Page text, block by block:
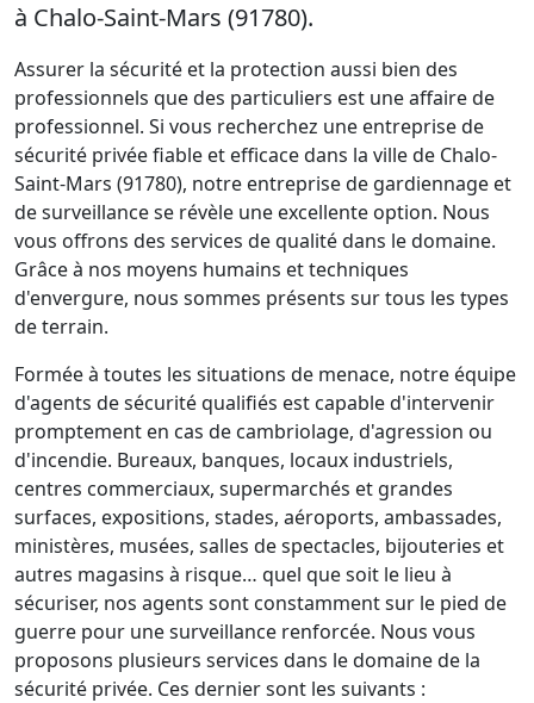
à Chalo-Saint-Mars (91780).
Assurer la sécurité et la protection aussi bien des
professionnels que des particuliers est une affaire de
professionnel. Si vous recherchez une entreprise de
sécurité privée fiable et efficace dans la ville de Chalo-
Saint-Mars (91780), notre entreprise de gardiennage et
de surveillance se révèle une excellente option. Nous
vous offrons des services de qualité dans le domaine.
Grâce à nos moyens humains et techniques
d'envergure, nous sommes présents sur tous les types
de terrain.
Formée à toutes les situations de menace, notre équipe
d'agents de sécurité qualifiés est capable d'intervenir
promptement en cas de cambriolage, d'agression ou
d'incendie. Bureaux, banques, locaux industriels,
centres commerciaux, supermarchés et grandes
surfaces, expositions, stades, aéroports, ambassades,
ministères, musées, salles de spectacles, bijouteries et
autres magasins à risque… quel que soit le lieu à
sécuriser, nos agents sont constamment sur le pied de
guerre pour une surveillance renforcée. Nous vous
proposons plusieurs services dans le domaine de la
sécurité privée. Ces dernier sont les suivants :